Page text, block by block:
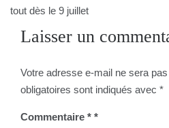
de
l’article
tout dès le 9 juillet
Laisser un
Votre adresse e-mail ne sera pas
obligatoires sont indiqués avec *
Commentaire *